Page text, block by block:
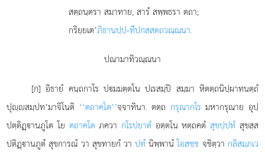
สตฺถนฺตรา สมาทาย, สารํ สพฺพธรา ตถา;
กริยฺยเต’ภิธานปฺป-ทีปกสฺสตฺถวณฺณนา.
ปณามาทิวณฺณนา
[ก] อิธายํ คนฺถกาโร ปมมตฺตโน ปเรสมฺปิ สมฺมา หิตตฺถนิปฺผาทนตฺถํ
ปุฺสมฺปท’มาจิโนติ ‘‘ตถาคโต’’จฺจาทินา. ตตฺถ กรุณากโร มหากรุณาย อุปฺ
ปตฺติฏฺานภูโต โย ตถาคโต ภควา กโรปยาตํ อตฺตโน หตฺถคตํสุขปฺปทํ สุขสฺส
ปติฏฺานภูตํ สุขการณํ วา สุขทายกํ วาปทํ นิพฺพานํโอสชฺช จชิตฺวา กลิสมฺภเว